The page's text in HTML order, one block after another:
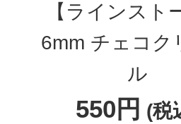
【ラインスト
6mm チェコク
ル
550円 (税